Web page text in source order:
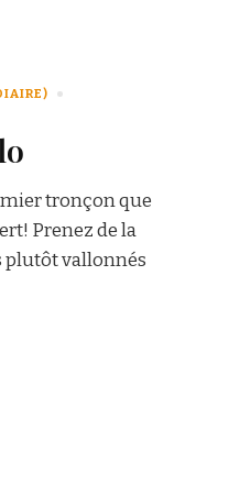
tronçon que
Prenez de la
plutôt vallonnés